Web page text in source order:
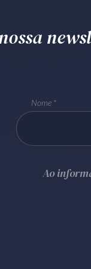
Nome
Ao